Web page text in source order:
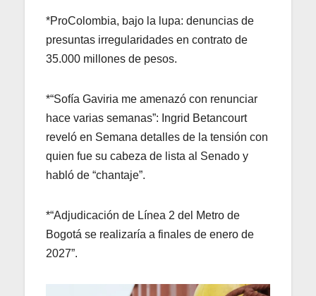
*ProColombia, bajo la lupa: denuncias de
presuntas irregularidades en contrato de
35.000 millones de pesos.
*“Sofía Gaviria me amenazó con renunciar
hace varias semanas”: Ingrid Betancourt
reveló en Semana detalles de la tensión con
quien fue su cabeza de lista al Senado y
habló de “chantaje”.
*“Adjudicación de Línea 2 del Metro de
Bogotá se realizaría a finales de enero de
2027”.